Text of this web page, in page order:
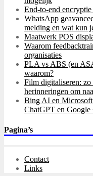
End-to-end
WhatsApp
melding en wat kun
Maatwerk POS
Waarom
organisaties
PLA vs ABS (en
waarom?
Film digitaliseren: zo
herinneringen om
Bing AI en
ChatGPT en
Pagina’s
Contact
Links